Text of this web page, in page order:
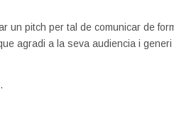
un pitch per tal de comunicar de
agradi a la seva audiencia i generi